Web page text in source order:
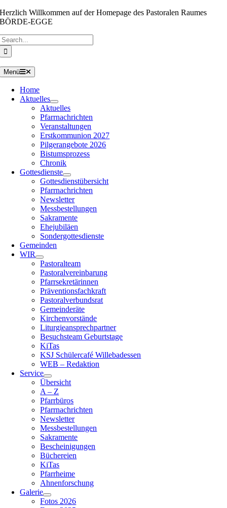
Zum
Inhalt
Herzlich Willkommen auf der Homepage des Pastoralen Raumes
BÖRDE-EGGE
Menü
Home
Aktuelles
Aktuelles
Pfarrnachrichten
Veranstaltungen
Erstkommunion 2027
Pilgerangebote 2026
Bistumsprozess
Chronik
Gottesdienste
Gottesdienstübersicht
Pfarrnachrichten
Newsletter
Messbestellungen
Sakramente
Ehejubiläen
Sondergottesdienste
Gemeinden
WIR
Pastoralteam
Pastoralvereinbarung
Pfarrsekretärinnen
Präventionsfachkraft
Pastoralverbundsrat
Gemeinderäte
Kirchenvorstände
Liturgieansprechpartner
Besuchsteam Geburtstage
KiTas
KSJ Schülercafé Willebadessen
WEB – Redaktion
Service
Übersicht
A – Z
Pfarrbüros
Pfarrnachrichten
Newsletter
Messbestellungen
Sakramente
Bescheinigungen
Büchereien
KiTas
Pfarrheime
Ahnenforschung
Galerie
Fotos 2026